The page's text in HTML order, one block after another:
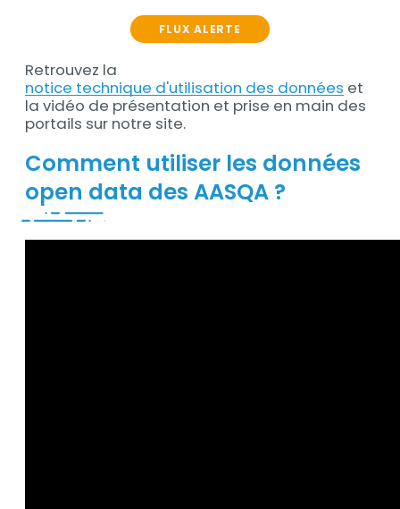
FLUX ALERTE
Retrouvez la
notice technique d'utilisation des données et
la vidéo de présentation et prise en main des
portails sur notre site.
Comment utiliser les données
open data des AASQA ?